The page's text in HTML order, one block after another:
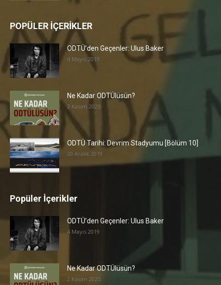
POPÜLER İÇERİKLER
ODTÜ’den Geçenler: Ulus Baker
4 Mayıs 2019
Ne Kadar ODTÜlüsün?
2 Kasım 2025
ODTÜ Tarihi: Devrim Stadyumu [Bölüm 10]
20 Aralık 2019
Popüler İçerikler
ODTÜ’den Geçenler: Ulus Baker
4 Mayıs 2019
Ne Kadar ODTÜlüsün?
2 Kasım 2025